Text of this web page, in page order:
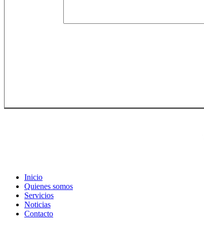
Close
Menu
Inicio
Quienes somos
Servicios
Noticias
Contacto